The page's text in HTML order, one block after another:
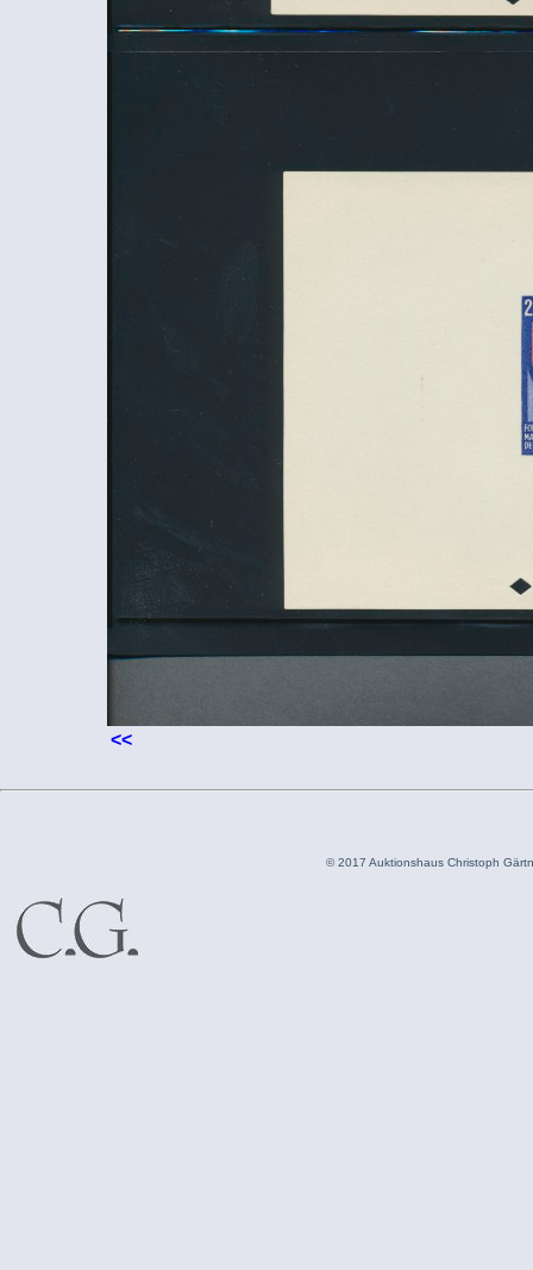
<<
© 2017 Auktionshaus Christoph